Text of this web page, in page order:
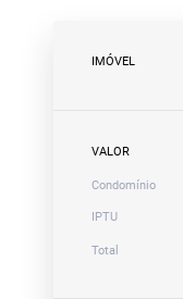
IMÓVEL
VALOR
Condomínio
IPTU
Total